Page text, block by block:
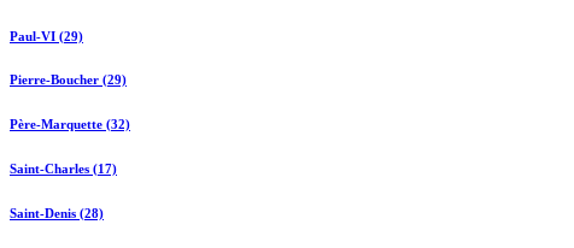
Paul-VI (29)
Pierre-Boucher (29)
Père-Marquette (32)
Saint-Charles (17)
Saint-Denis (28)